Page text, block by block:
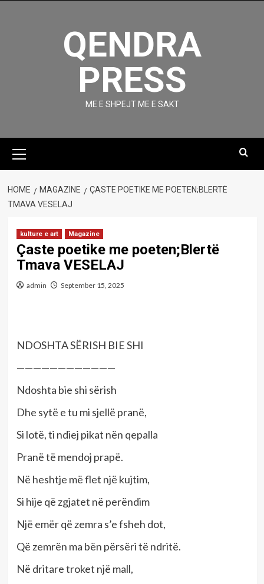
QENDRA
PRESS
ME E SHPEJT ME E SAKT
Menu
HOME MAGAZINE
ÇASTE POETIKE ME POETEN;BLERTË
TMAVA VESELAJ
kulture e art Magazine
Çaste poetike me poeten;Blertë
Tmava VESELAJ
admin September 15, 2025
NDOSHTA SËRISH BIE SHI
————————————
Ndoshta bie shi sërish
Dhe sytë e tu mi sjellë pranë,
Si lotë, ti ndiej pikat nën qepalla
Pranë të mendoj prapë.
Në heshtje më flet një kujtim,
Si hije që zgjatet në perëndim
Një emër që zemra s’e fsheh dot,
Që zemrën ma bën përsëri të ndritë.
Në dritare troket një mall,